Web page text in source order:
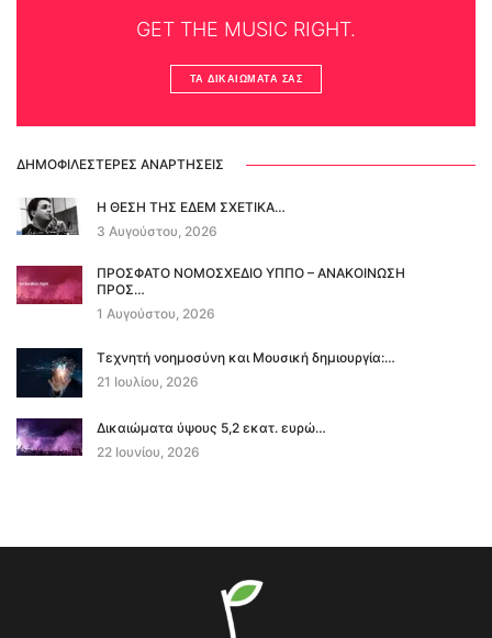
GET THE MUSIC RIGHT.
ΤΑ ΔΙΚΑΙΏΜΑΤΆ ΣΑΣ
ΔΗΜΟΦΙΛΈΣΤΕΡΕΣ ΑΝΑΡΤΉΣΕΙΣ
Η ΘΕΣΗ ΤΗΣ ΕΔΕΜ ΣΧΕΤΙΚΑ…
3 Αυγούστου, 2026
ΠΡΟΣΦΑΤΟ ΝΟΜΟΣΧΕΔΙΟ ΥΠΠΟ – ΑΝΑΚΟΙΝΩΣΗ
ΠΡΟΣ…
1 Αυγούστου, 2026
Τεχνητή νοημοσύνη και Μουσική δημιουργία:…
21 Ιουλίου, 2026
Δικαιώματα ύψους 5,2 εκατ. ευρώ…
22 Ιουνίου, 2026